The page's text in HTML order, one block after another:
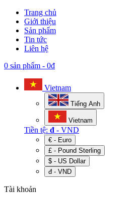
Trang chủ
Giới thiệu
Sản phẩm
Tin tức
Liên hệ
0 sản phẩm - 0đ
Vietnam
Tiếng Anh
Vietnam
Tiền tệ: đ - VND
€ - Euro
£ - Pound Sterling
$ - US Dollar
đ - VND
Tài khoản